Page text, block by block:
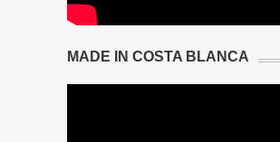
MADE IN COSTA BLANCA